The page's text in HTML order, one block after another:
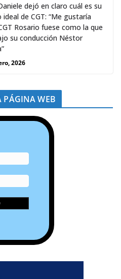
dejó en claro cuál es su
ideal de CGT: “Me gustaría
Rosario fuese como la que
su conducción Néstor
2026
PÁGINA WEB